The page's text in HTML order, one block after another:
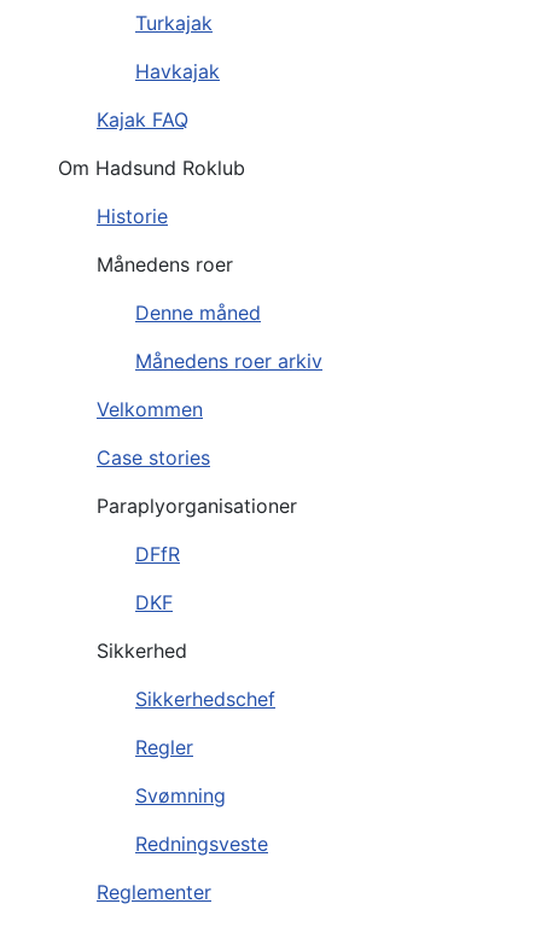
Turkajak
Havkajak
Kajak FAQ
Om Hadsund Roklub
Historie
Månedens roer
Denne måned
Månedens roer arkiv
Velkommen
Case stories
Paraplyorganisationer
DFfR
DKF
Sikkerhed
Sikkerhedschef
Regler
Svømning
Redningsveste
Reglementer